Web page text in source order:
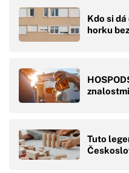
Kdo si
horku
Tuto